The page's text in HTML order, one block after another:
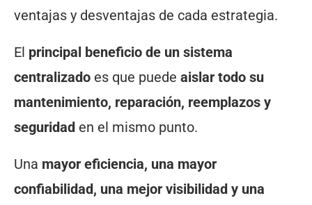
ventajas y desventajas de cada estrategia.
El principal beneficio de un sistema
centralizado es que puede aislar todo su
mantenimiento, reparación, reemplazos y
seguridad en el mismo punto.
Una mayor eficiencia, una mayor
confiabilidad, una mejor visibilidad y una